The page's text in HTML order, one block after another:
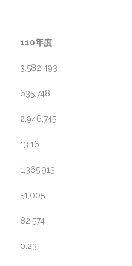
110年度
3,582,493
635,748
2,946,745
13.16
1,365,913
51,005
82,574
0.23